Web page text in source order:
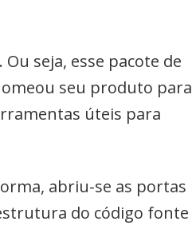
seja, esse pacote de
seu produto para
úteis para
abriu-se as portas
do código fonte